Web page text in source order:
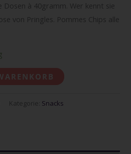
Dosen à 40gramm. Wer kennt sie
von Pringles. Pommes Chips alle
Kategorie: Snacks